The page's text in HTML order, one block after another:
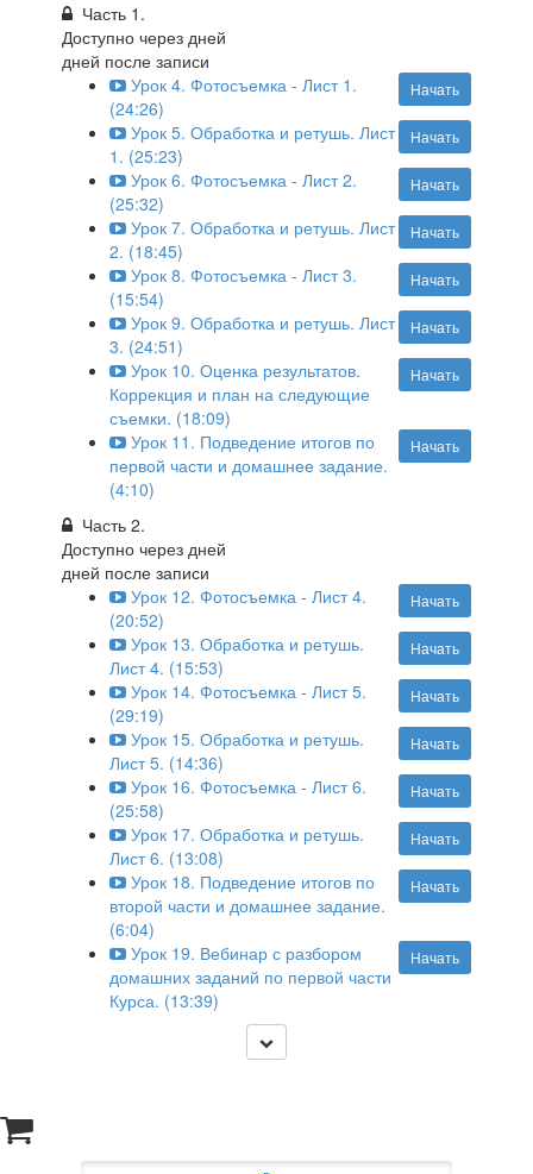
Часть 1.
Доступно черездней
дней после записи
Начать
Урок 4. Фотосъемка - Лист 1.
(24:26)
Начать
Урок 5. Обработка и ретушь. Лист
1. (25:23)
Начать
Урок 6. Фотосъемка - Лист 2.
(25:32)
Начать
Урок 7. Обработка и ретушь. Лист
2. (18:45)
Начать
Урок 8. Фотосъемка - Лист 3.
(15:54)
Начать
Урок 9. Обработка и ретушь. Лист
3. (24:51)
Начать
Урок 10. Оценка результатов.
Коррекция и план на следующие
съемки. (18:09)
Начать
Урок 11. Подведение итогов по
первой части и домашнее задание.
(4:10)
Часть 2.
Доступно черездней
дней после записи
Начать
Урок 12. Фотосъемка - Лист 4.
(20:52)
Начать
Урок 13. Обработка и ретушь.
Лист 4. (15:53)
Начать
Урок 14. Фотосъемка - Лист 5.
(29:19)
Начать
Урок 15. Обработка и ретушь.
Лист 5. (14:36)
Начать
Урок 16. Фотосъемка - Лист 6.
(25:58)
Начать
Урок 17. Обработка и ретушь.
Лист 6. (13:08)
Начать
Урок 18. Подведение итогов по
второй части и домашнее задание.
(6:04)
Начать
Урок 19. Вебинар с разбором
домашних заданий по первой части
Курса. (13:39)